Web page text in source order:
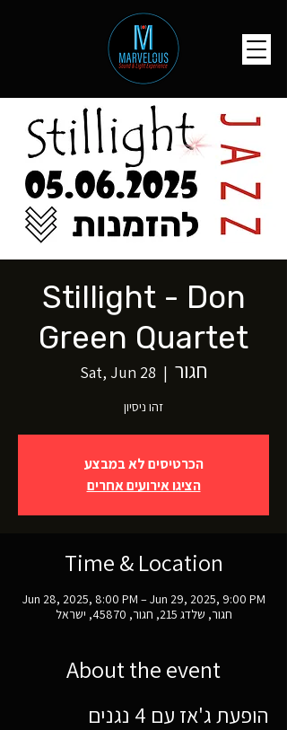
Stillight - Don
Green Quartet
Sat, Jun 28
  |
חגור
זהו ניסיון
הכרטיסים לא במבצע
הציגו אירועים אחרים
Time & Location
Jun 28, 2025, 8:00 PM – Jun 29, 2025, 9:00 PM
חגור, שלדג 215, חגור, 45870, ישראל
About the event
הופעת ג'אז עם 4 נגנים